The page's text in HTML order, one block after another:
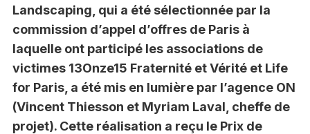
Landscaping, qui a été sélectionnée par la
commission d’appel d’offres de Paris à
laquelle ont participé les associations de
victimes 13Onze15 Fraternité et Vérité et Life
for Paris, a été mis en lumière par l’agence ON
(Vincent Thiesson et Myriam Laval, cheffe de
projet). Cette réalisation a reçu le Prix de